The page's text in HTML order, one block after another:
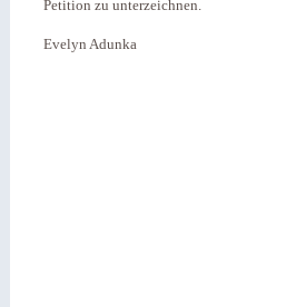
Petition zu unterzeichnen.
Evelyn Adunka